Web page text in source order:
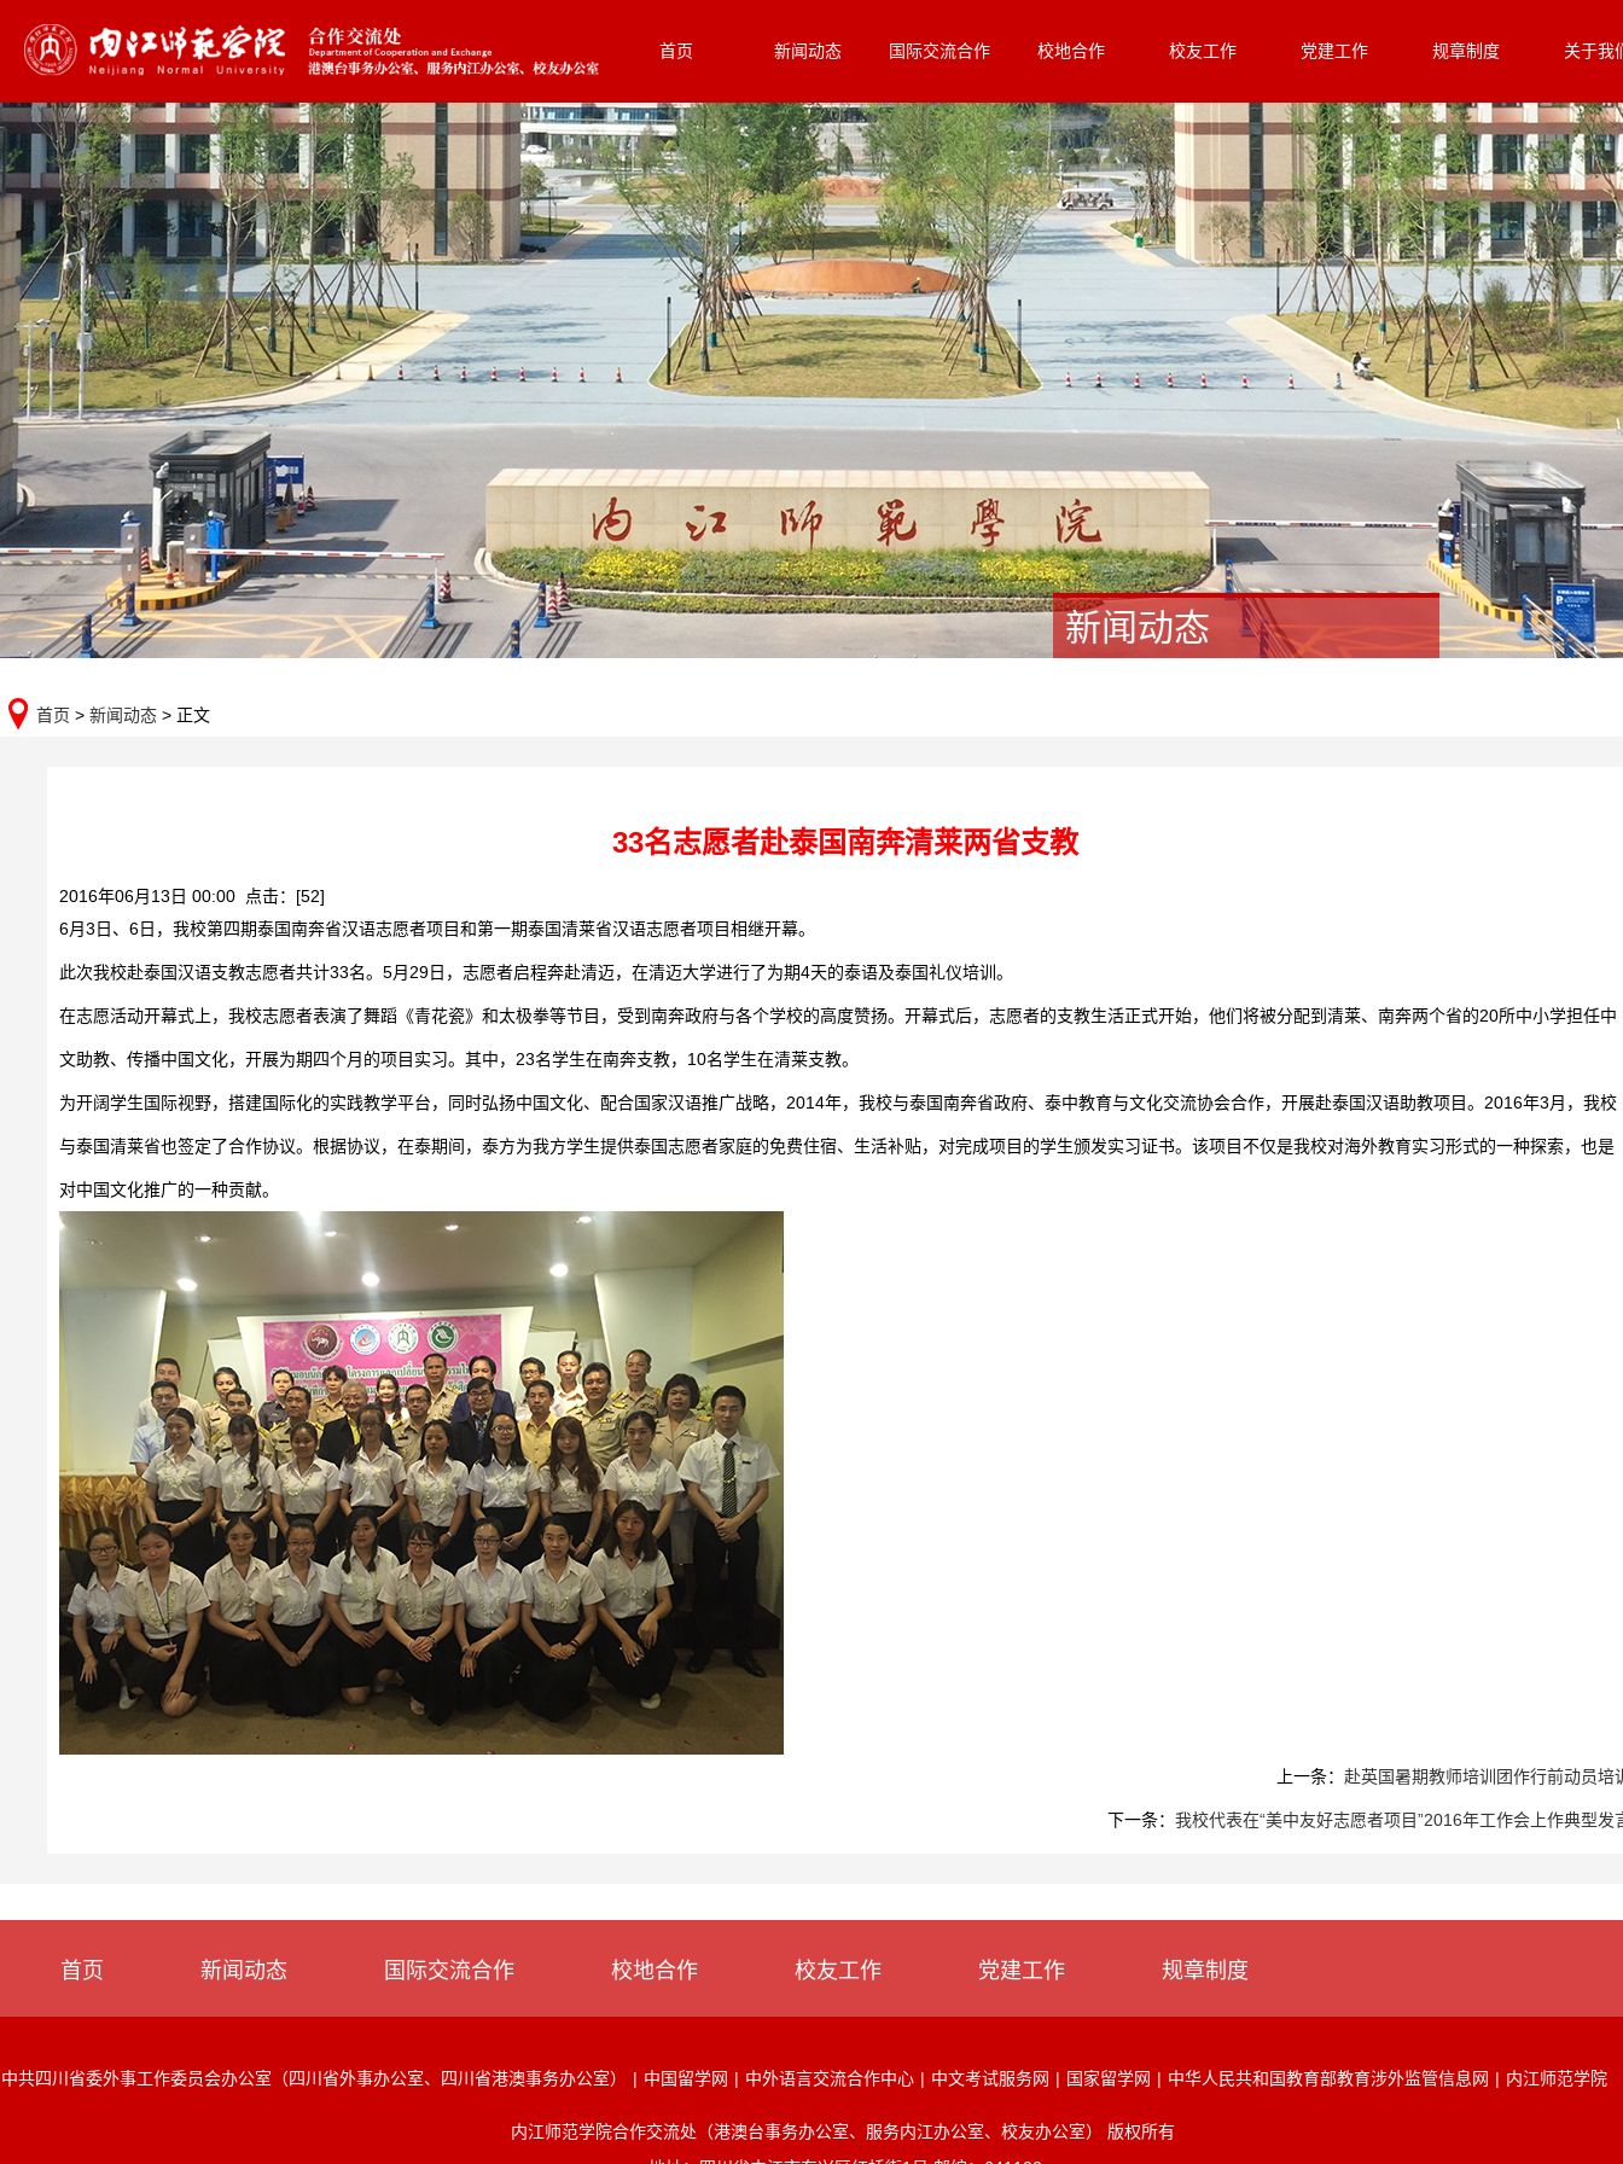
首页 新闻动态 国际交流合作 校地合作 校友工作 党建工作 规章制度 关于我
新闻动态
首页 > 新闻动态 > 正文
33名志愿者赴泰国南奔清莱两省支教
2016年06月13日 00:00 点击：[52]
6月3日、6日，我校第四期泰国南奔省汉语志愿者项目和第一期泰国清莱省汉语志愿者项目相继开幕。
此次我校赴泰国汉语支教志愿者共计33名。5月29日，志愿者启程奔赴清迈，在清迈大学进行了为期4天的泰语及泰国礼仪培训。
在志愿活动开幕式上，我校志愿者表演了舞蹈《青花瓷》和太极拳等节目，受到南奔政府与各个学校的高度赞扬。开幕式后，志愿者的支教生活正式开始，他们将被分配到清莱、南奔两个省的20所中小学担任中
文助教、传播中国文化，开展为期四个月的项目实习。其中，23名学生在南奔支教，10名学生在清莱支教。
为开阔学生国际视野，搭建国际化的实践教学平台，同 时弘扬中国文化、配合国家汉语推广战略，2014年，我校与泰国南奔省政府、泰中教育与文化交流协会合作，开展赴泰国汉语助教项目。2016年3月，我校
与泰国清莱省也签定了合作协议。根据协议，在泰期间，泰方为我方学生提供泰国志愿者家庭的免费住宿、生活补贴，对完成项目的学生颁发实习证书。该项目不仅是我校对海外教育实习形式的一种探索，也是
对中国文化推广的一种贡献。
上一条： 赴英国暑期教师培训团作行前动员培
下一条： 我校代表在“美中友好志愿者项目”2016年工作会上作典型发
首页 新闻动态 国际交流合作 校地合作 校友工作 党建工作 规章制度
中共四川省委外事工作委员会办公室（四川省外事办公室、四川省港澳事务办公室） | 中国留学网 | 中外语言交流合作中心 | 中文考试服务网 | 国家留学网 | 中华人民共和国教育部教育涉外监管信息网 | 内江师范学院
内江师范学院合作交流处（港澳台事务办公室、服务内江办公室、校友办公室） 版权所有